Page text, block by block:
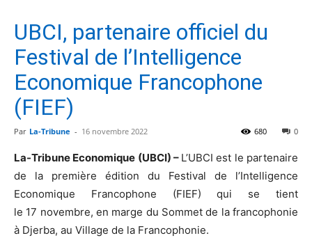
UBCI, partenaire officiel du
Festival de l’Intelligence
Economique Francophone
(FIEF)
Par La-Tribune - 16 novembre 2022 0
680
La-Tribune Economique (UBCI) – L’UBCI est le partenaire
de la première édition du Festival de l’Intelligence
Economique Francophone (FIEF) qui se tient
le 17 novembre, en marge du Sommet de la francophonie
à Djerba, au Village de la Francophonie.